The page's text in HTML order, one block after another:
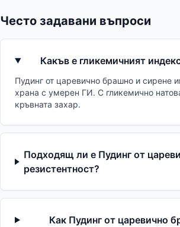
Често задавани въпроси
Какъв е гликемичният
Пудинг от царевично брашно и сирене
храна с умерен ГИ. С гликемично
кръвната захар.
Подходящ ли е Пудинг от
резистентност?
Как Пудинг от царевично